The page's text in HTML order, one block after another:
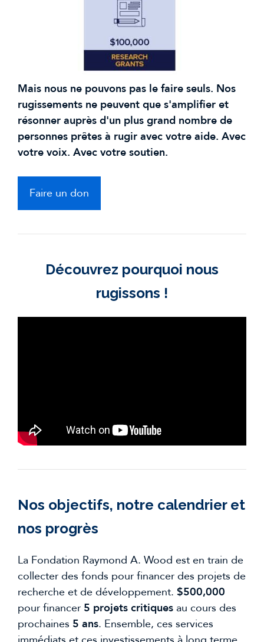
Mais nous ne pouvons pas le faire seuls. Nos
rugissements ne peuvent que s'amplifier et
résonner auprès d'un plus grand nombre de
personnes prêtes à rugir avec votre aide. Avec
votre voix. Avec votre soutien.
Faire un don
Découvrez pourquoi nous
rugissons !
Nos objectifs, notre calendrier et
nos progrès
La Fondation Raymond A. Wood est en train de
collecter des fonds pour financer des projets de
recherche et de développement. $500,000
pour financer 5 projets critiques au cours des
prochaines 5 ans. Ensemble, ces services